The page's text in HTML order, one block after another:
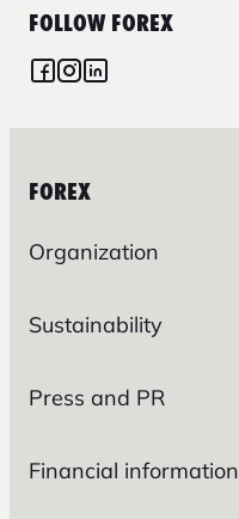
FOLLOW FOREX
FOREX
Organization
Sustainability
Press and PR
Financial information